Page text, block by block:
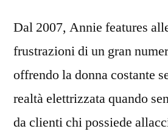
Dal 2007, Annie features
frustrazioni di un gran
offrendo la donna costante
realtà elettrizzata quando
da clienti chi possiede